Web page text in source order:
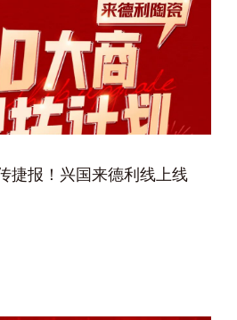
捷报！兴国来德利线上线